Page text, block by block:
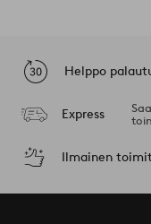
Helppo
Express
Ilmainen